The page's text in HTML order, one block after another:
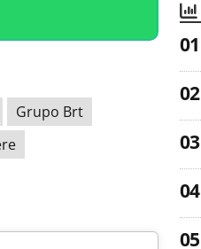
Grupo Brt